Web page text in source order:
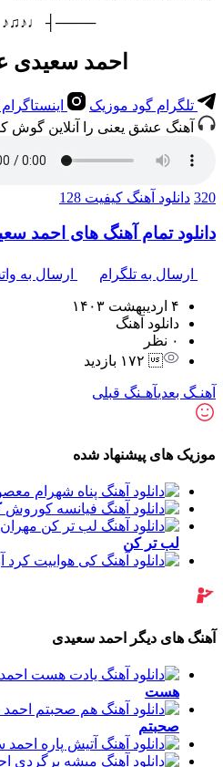
├───
احمد سعیدی
تلگرام گود موزیک
آهنگ عشق یعنی را آنلاین گوش
320 دانلود آهنگ کیفیت 128
دانلود تمام آهنگ های احمد
ارسال به تلگرام ارسال به
۴ اردیبهشت ۱۴۰۳
دانلود آهنگ
۰ نظر
۱۷۲ بازدید
آهنـگ بعدیآهـنگ قبلی
موزیک های پیشنهاد شده
لب تر کن
آهنگ های دیگر احمد سعیدی
هست
صحبتم